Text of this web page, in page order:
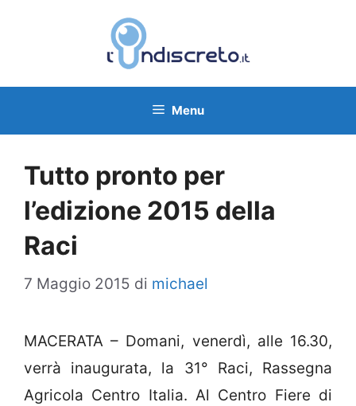
Menu
Tutto pronto per
l’edizione 2015 della
Raci
7 Maggio 2015 di michael
MACERATA – Domani, venerdì, alle 16.30,
verrà inaugurata, la 31° Raci, Rassegna
Agricola Centro Italia. Al Centro Fiere di